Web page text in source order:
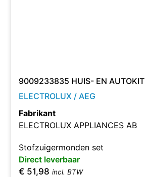
9009233835 HUIS- EN AUTOKIT
ELECTROLUX / AEG
Fabrikant
ELECTROLUX APPLIANCES AB
Stofzuigermonden set
Direct leverbaar
€ 51,98 incl. BTW